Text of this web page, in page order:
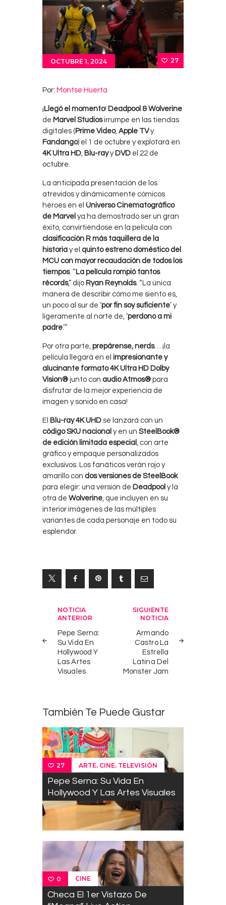
OCTUBRE 1, 2024 27
Por: Montse Huerta
¡ Llegó el momento! Deadpool & Wolverine
de Marvel Studiosirrumpe en las tiendas
digitales ( Prime Video, Apple TVy
Fandango) el 1 de octubre y explotará en
4K Ultra HD Blu-rayy DVD el 22 de
octubre.
La anticipada presentación de los
atrevidos y dinámicamente cómicos
héroes en el Universo Cinematográfico
de Marvel ya ha demostrado ser un gran
éxito, convirtiéndose en la película con
clasificación R más taquillera de la
historia y el quinto estreno doméstico del
MCU con mayor recaudación de todos los
tiempos. “ La película rompió tantos
récords,” dijo Ryan Reynolds. “La única
manera de describir cómo me siento es,
un poco al sur de ‘por fin soy suficiente’ y
ligeramente al norte de, ‘perdono a mi
padre.’”
Por otra parte, prepárense, nerds… ¡la
película llegará en el impresionante y
alucinante formato 4K Ultra HD Dolby
Vision® junto con audio Atmos® para
disfrutar de la mejor experiencia de
imagen y sonido en casa!
El Blu-ray 4K UHD se lanzará con un
código SKU nacional y en un SteelBook®
de edición limitada especial
, con arte
gráfico y empaque personalizados
exclusivos. Los fanáticos verán rojo y
amarillo con dos versiones de SteelBook
para elegir: una versión de Deadpool y la
otra de Wolverine , que incluyen en su
interior imágenes de las múltiples
variantes de cada personaje en todo su
esplendor.
Navegación
entradas
NOTICIA
ANTERIOR
Pepe Serna:
Su Vida En
Hollywood Y
Las Artes
Visuales
SIGUIENTE
NOTICIA
Armando
Castro La
Estrella
Latina Del
Monster Jam
También Te Puede Gustar
27 ARTE, CINE, TELEVISIÓN
Pepe Serna: Su Vida En
Hollywood Y Las Artes Visuales
0 CINE
Checa El 1er Vistazo De